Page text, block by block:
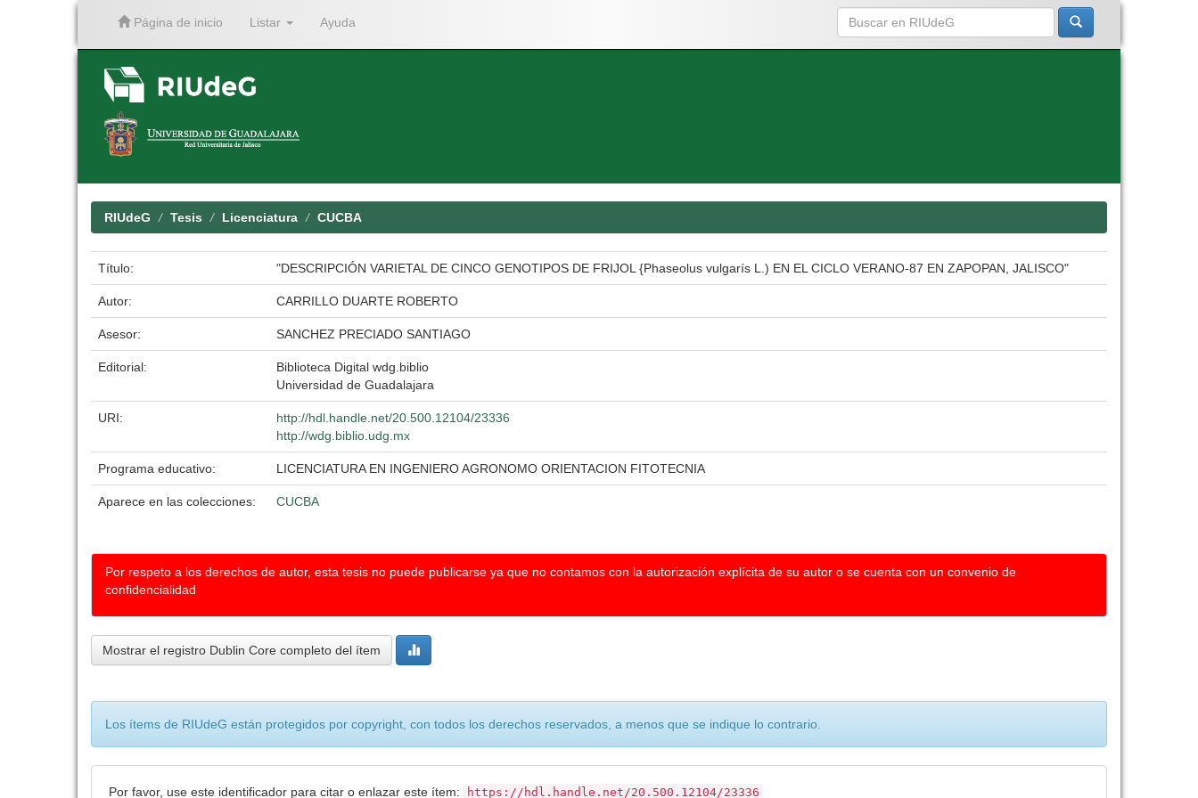
Página de inicio Listar Ayuda
RIUdeG Tesis Licenciatura CUCBA
Título: "DESCRIPCIÓN VARIETAL DE CINCO GENOTIPOS DE FRIJOL {Phaseolus vulgarís L.) EN EL CICLO VERANO-87 EN ZAPOPAN, JALISCO"
Autor: CARRILLO DUARTE ROBERTO
Asesor: SANCHEZ PRECIADO SANTIAGO
Editorial:
Biblioteca Digital wdg.biblio
Universidad de Guadalajara
URI:
http://hdl.handle.net/20.500.12104/23336
http://wdg.biblio.udg.mx
Programa educativo: LICENCIATURA EN INGENIERO AGRONOMO ORIENTACION FITOTECNIA
Aparece en las colecciones: CUCBA
Por respeto a los derechos de autor, esta tesis no puede publicarse ya que no contamos con la autorización explícita de su autor o se cuenta con un convenio de
confidencialidad
Mostrar el registro Dublin Core completo del ítem
Los ítems de RIUdeG están protegidos por copyright, con todos los derechos reservados, a menos que se indique lo contrario.
Por favor, use este identificador para citar o enlazar este ítem: https://hdl.handle.net/20.500.12104/23336